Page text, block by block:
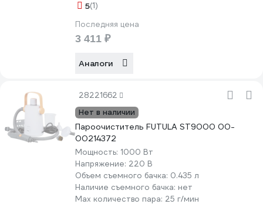
5(1)
Последняя цена
3 411 ₽
Аналоги
28221662
Нет в наличии
Пароочиститель FUTULA ST9000 00-
00214372
Мощность: 1000 Вт
Напряжение: 220 В
Объем съемного бачка: 0.435 л
Наличие съемного бачка: нет
Мах количество пара: 25 г/мин